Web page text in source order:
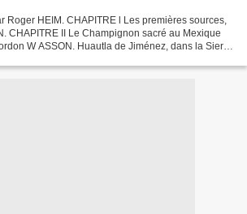
Roger HEIM. CHAPITRE l Les premières sources,
CHAPITRE II Le Champignon sacré au Mexique
W ASSON. Huautla de Jiménez, dans la Sierra